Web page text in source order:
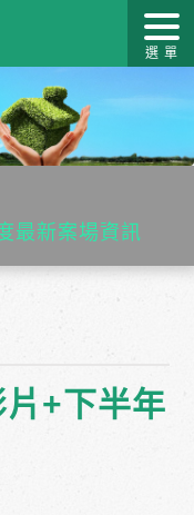
幸福工
藝
客戶服
最新案場資訊
+下半年